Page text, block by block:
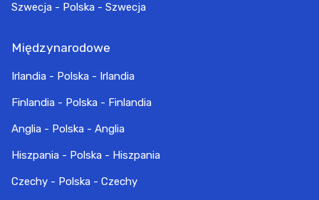
Szwecja - Polska - Szwecja
Międzynarodowe
Irlandia - Polska - Irlandia
Finlandia - Polska - Finlandia
Anglia - Polska - Anglia
Hiszpania - Polska - Hiszpania
Czechy - Polska - Czechy